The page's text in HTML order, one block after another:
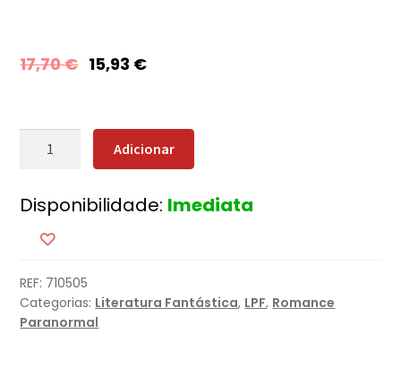
17,70€ 15,93 €
Quantidade
Juramento
Dragão
Adicionar
Disponibilidade: Imediata
REF: 710505
Categorias: Literatura Fantástica, LPF, Romance
Paranormal